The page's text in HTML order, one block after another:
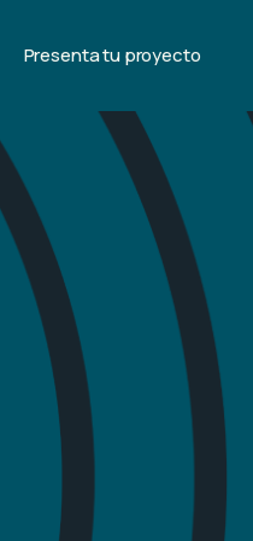
Presenta tu proyecto